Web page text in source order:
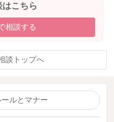
はこちら
相談する
談トップへ
ルとマナー